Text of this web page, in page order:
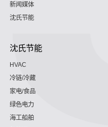
新闻媒体
沈氏节能
沈氏节能
HVAC
冷链/冷藏
家电/食品
绿色电力
海工船舶